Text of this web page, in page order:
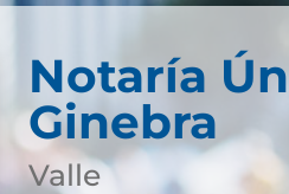
Notaría
Ginebra
Valle